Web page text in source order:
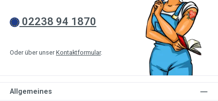
02238 94 1870
Oder über unser Kontaktformular.
Allgemeines